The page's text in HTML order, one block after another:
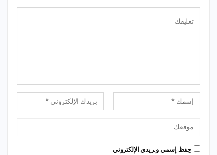
حِفظ إسمي وبريدي الإلكتروني